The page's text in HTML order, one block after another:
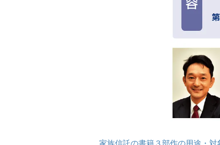
家族信託の書籍３部作の用途・